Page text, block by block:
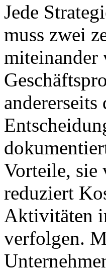
Jede
muss zwei
miteinander
andererseits
Vorteile, sie
reduziert
Aktivitäten
verfolgen.